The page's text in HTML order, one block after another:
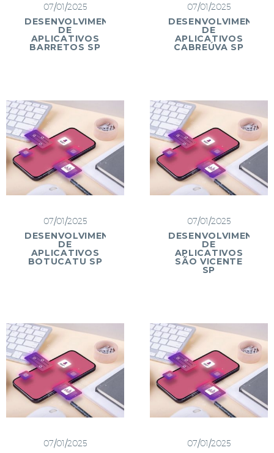
07/01/2025
DESENVOLVIMENTO
DE
APLICATIVOS
BARRETOS SP
07/01/2025
DESENVOLVIMENTO
DE
APLICATIVOS
CABREÚVA SP
07/01/2025
DESENVOLVIMENTO
DE
APLICATIVOS
BOTUCATU SP
07/01/2025
DESENVOLVIMENTO
DE
APLICATIVOS
SÃO VICENTE
SP
07/01/2025 07/01/2025